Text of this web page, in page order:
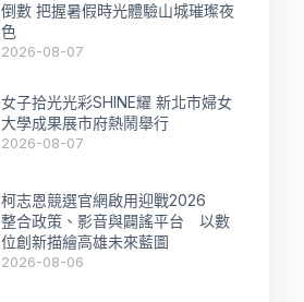
倒數 把握暑假時光體驗山城璀璨夜
色
2026-08-07
女子拾光光彩SHINE耀 新北市婦女
大學成果展市府熱鬧舉行
2026-08-07
柯志恩競選官網啟用迎戰2026
整合政策、影音與闢謠平台 以數
位創新描繪高雄未來藍圖
2026-08-06